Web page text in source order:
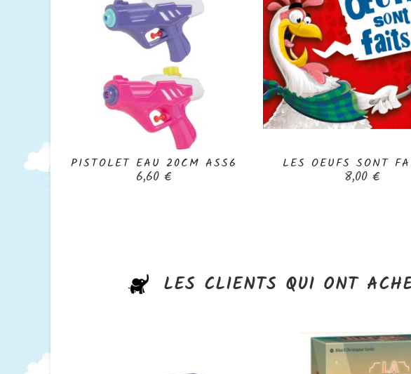
PISTOLET EAU 20CM ASS6
Prix
6,60 €  LES OEUFS SONT
Prix
8,00 € 
LES CLIENTS QUI ONT